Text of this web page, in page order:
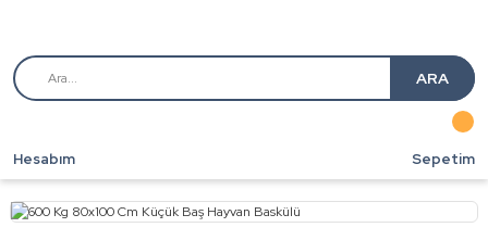
ARA
Hesabım Sepetim